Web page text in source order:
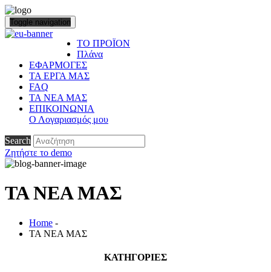
Toggle navigation
ΤΟ ΠΡΟΪΟΝ
Πλάνα
ΕΦΑΡΜΟΓΕΣ
ΤΑ ΕΡΓΑ ΜΑΣ
FAQ
ΤΑ ΝΕΑ ΜΑΣ
ΕΠΙΚΟΙΝΩΝΙΑ
Ο Λογαριασμός μου
Search
Ζητήστε το demo
ΤΑ ΝΕΑ ΜΑΣ
Home -
ΤΑ ΝΕΑ ΜΑΣ
ΚΑΤΗΓΟΡΙΕΣ